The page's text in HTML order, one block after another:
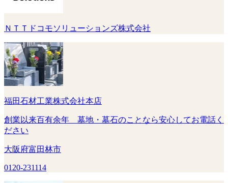
ＮＴＴドコモソリューションズ株式会社
福田石材工業株式会社本店
創業以来百有余年 墓地・墓石のことなら安心してお電話く
ださい
大阪府富田林市
0120-231114